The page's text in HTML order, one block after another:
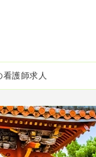
護師求人